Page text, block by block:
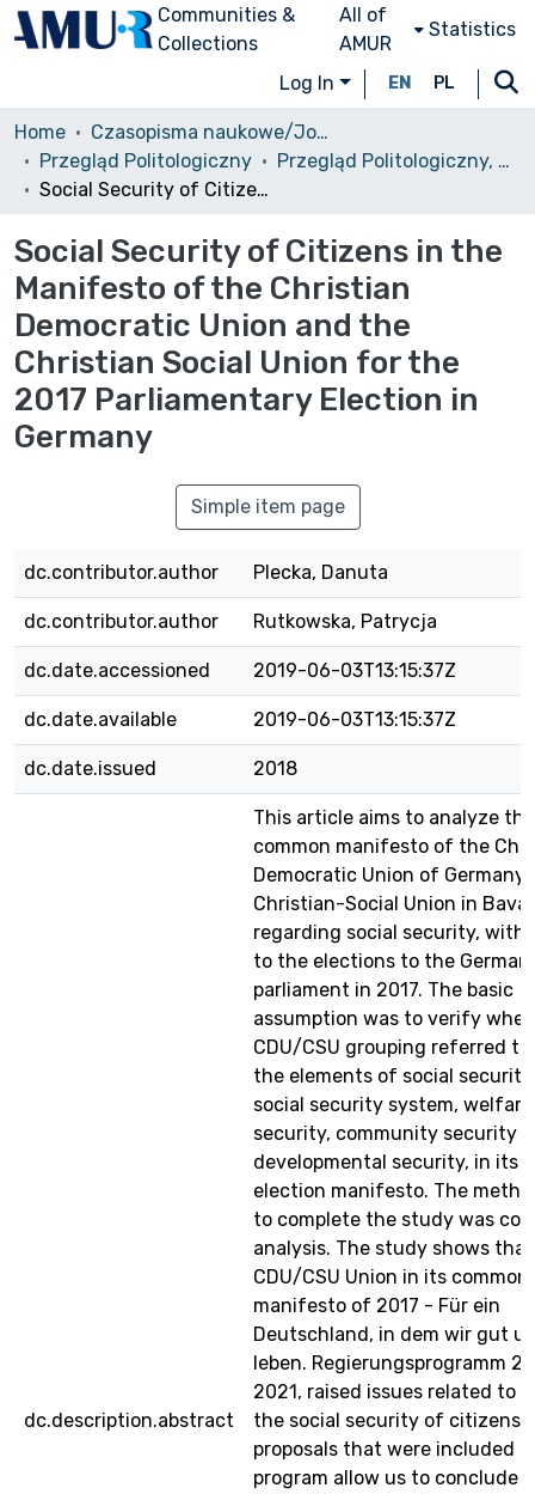
Communities &
Collections
All of
AMUR
Statistics
Log In EN PL
Home
Czasopisma naukowe/Journals
Przegląd Politologiczny
Przegląd Politologiczny, 2018, nr 3
Social Security of Citizens in the Manifesto of the Christian Democratic Union and the Christian Social Union for the 2017 Parliamentary Election in Germany
Social Security of Citizens in the
Manifesto of the Christian
Democratic Union and the
Christian Social Union for the
2017 Parliamentary Election in
Germany
Simple item page
dc.contributor.author Plecka, Danuta
dc.contributor.author Rutkowska, Patrycja
dc.date.accessioned 2019-06-03T13:15:37Z
dc.date.available 2019-06-03T13:15:37Z
dc.date.issued 2018
dc.description.abstract
This article aims to analyze the
common manifesto of the
Democratic Union of Germany
Christian-Social Union in
regarding social security, with
to the elections to the German
parliament in 2017. The basic
assumption was to verify
CDU/CSU grouping referred
the elements of social
social security system, welfare
security, community security
developmental security, in its
election manifesto. The
to complete the study was
analysis. The study shows
CDU/CSU Union in its common
manifesto of 2017 - Für ein
Deutschland, in dem wir gut
leben. Regierungsprogramm
2021, raised issues related to
the social security of citizens.
proposals that were included
program allow us to conclude